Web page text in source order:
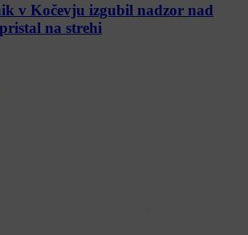
v Kočevju izgubil nadzor nad
na strehi